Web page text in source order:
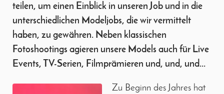
teilen, um einen Einblick in unseren Job und in die
unterschiedlichen Modeljobs, die wir vermittelt
haben, zu gewähren. Neben klassischen
Fotoshootings agieren unsere Models auch für Live
Events, TV-Serien, Filmprämieren und, und, und...
Zu Beginn des Jahres hat